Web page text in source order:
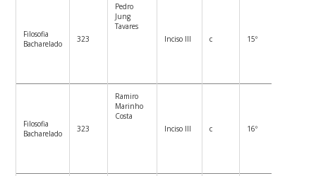
Filosofia
Bacharelado
323
Pedro
Jung
Tavares
Inciso III
c 15º
Filosofia
Bacharelado
323
Ramiro
Marinho
Costa
Inciso III
c 16º